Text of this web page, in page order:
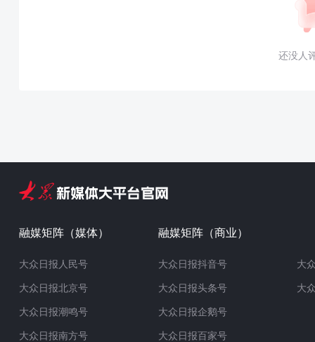
还没人
融媒矩阵（媒体）
大众日报人民号
大众日报北京号
大众日报潮鸣号
大众日报南方号
融媒矩阵（商业）
大众日报抖音号
大众日报头条号
大众日报企鹅号
大众日报百家号
大
大